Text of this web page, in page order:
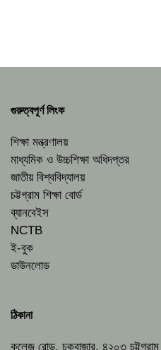
গুরুত্বপূর্ণ লিংক
শিক্ষা মন্ত্রণালয়
মাধ্যমিক ও উচ্চশিক্ষা অধিদপ্তর
জাতীয় বিশ্ববিদ্যালয়
চট্টগ্রাম শিক্ষা বোর্ড
ব্যানবেইস
NCTB
ই-বুক
ডাউনলোড
ঠিকানা
কলেজ রোড, চকবাজার, ৪২০৩ চট্টগ্রাম